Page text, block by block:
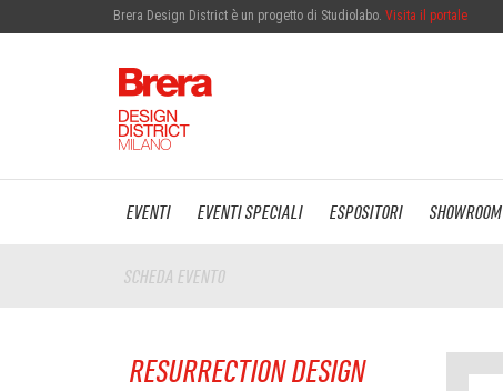
Brera Design District è un progetto di Studiolabo. Visita il portale
EVENTI EVENTI SPECIALI ESPOSITORI SHOWROOM
SCHEDA EVENTO
RESURRECTION DESIGN